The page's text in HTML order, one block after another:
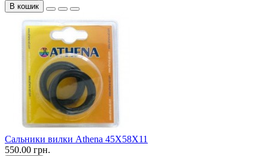
В кошик
Сальники вилки Athena 45X58X11
550.00 грн.